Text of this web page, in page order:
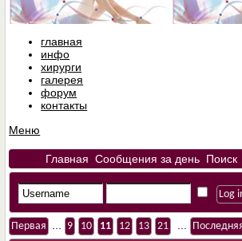
главная
инфо
хирурги
галерея
форум
контакты
Меню
Главная Сообщения за день Поиск
Первая 9 10 11 12 13 21